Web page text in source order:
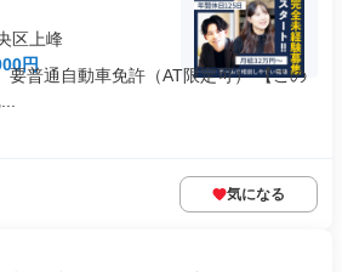
区上峰
円
要普通自動車免許（AT限定可） 【この
気になる